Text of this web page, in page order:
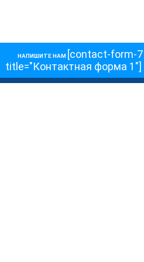
НАПИШИТЕ НАМ [contact-form-7
title="Контактная форма 1"]